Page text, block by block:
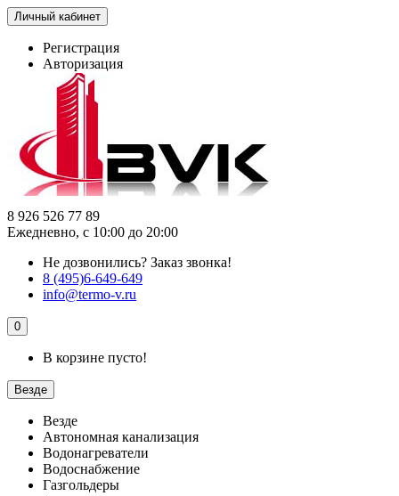
Личный кабинет
Регистрация
Авторизация
8 926 526 77 89
Ежедневно, с 10:00 до 20:00
Не дозвонились? Заказ звонка!
8 (495)6-649-649
info@termo-v.ru
0
В корзине пусто!
Везде
Везде
Автономная канализация
Водонагреватели
Водоснабжение
Газгольдеры